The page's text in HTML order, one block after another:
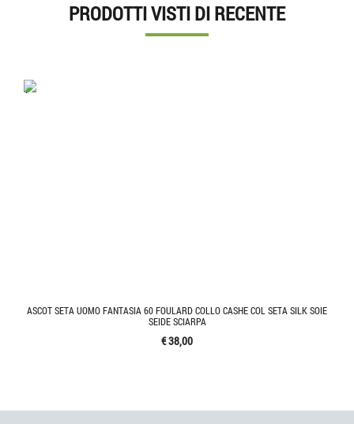
PRODOTTI VISTI DI RECENTE
'.'
ASCOT SETA UOMO FANTASIA 60 FOULARD COLLO CASHE COL SETA SILK SOIE
SEIDE SCIARPA
€ 38,00